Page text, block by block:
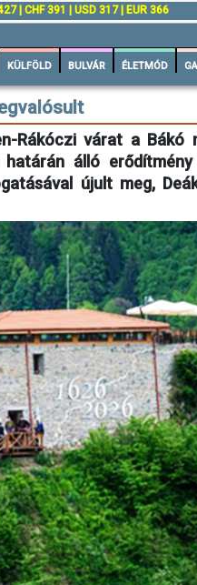
| CHF 391 | USD 317 | EUR 366
KÜLFÖLD BULVÁR ÉLETMÓD
Rákóczi várat a Bákó
álló
újult meg,